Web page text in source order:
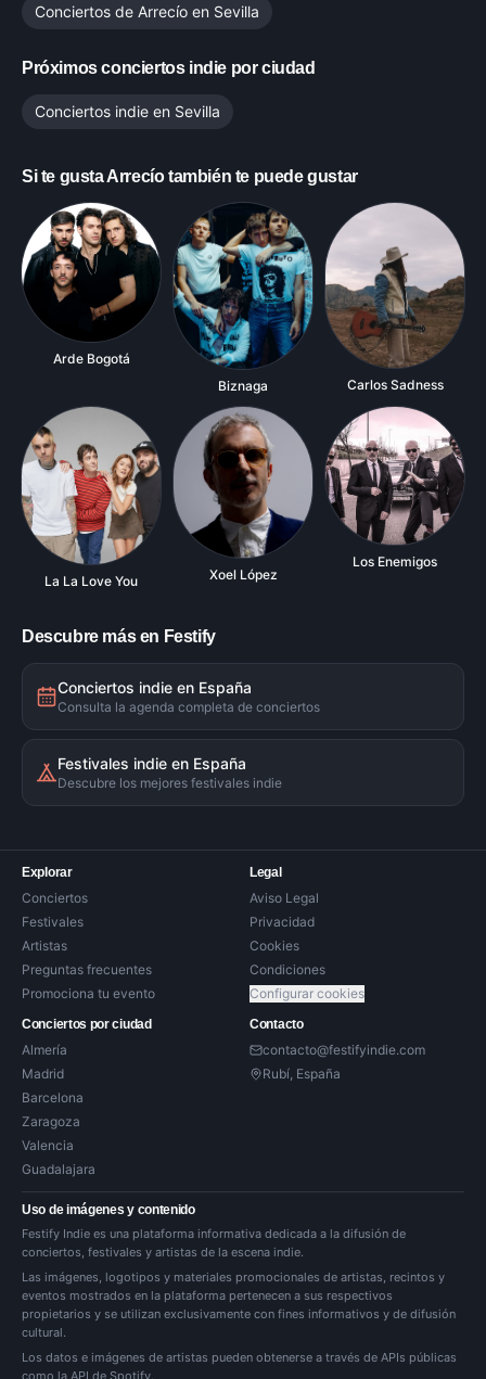
Conciertos de Arrecío en Sevilla
Próximos conciertos indie por ciudad
Conciertos indie en Sevilla
Si te gustaArrecíotambién te puede gustar
Arde Bogotá
Biznaga
Carlos Sadness
La La Love You Xoel López
Los Enemigos
Descubre más en Festify
Conciertos indie en España
Consulta la agenda completa de conciertos
Festivales indie en España
Descubre los mejores festivales indie
Explorar
Conciertos
Festivales
Artistas
Preguntas frecuentes
Promociona tu evento
Legal
Aviso Legal
Privacidad
Cookies
Condiciones
Configurar cookies
Conciertos por ciudad
Almería
Madrid
Barcelona
Zaragoza
Valencia
Guadalajara
Contacto
contacto@festifyindie.com
Rubí, España
Uso de imágenes y contenido
Festify Indie es una plataforma informativa dedicada a la difusión de
conciertos, festivales y artistas de la escena indie.
Las imágenes, logotipos y materiales promocionales de artistas, recintos y
eventos mostrados en la plataforma pertenecen a sus respectivos
propietarios y se utilizan exclusivamente con fines informativos y de difusión
cultural.
Los datos e imágenes de artistas pueden obtenerse a través de APIs públicas